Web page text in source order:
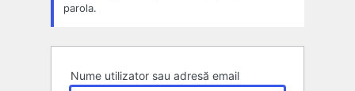
parola.
Nume utilizator sau adresă email